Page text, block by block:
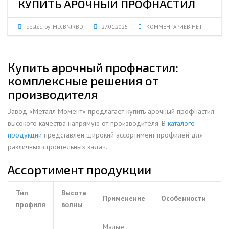
КУПИТЬ АРОЧНЫЙ ПРОФНАСТИЛ
posted by: MDJBNJRBD 27.01.2025 КОММЕНТАРИЕВ НЕТ
Купить арочный профнастил:
комплексные решения от
производителя
Завод «Металл Момент» предлагает купить арочный профнастил
высокого качества напрямую от производителя. В каталоге
продукции представлен широкий ассортимент профилей для
различных строительных задач.
Ассортимент продукции
Тип
профиля
Высота
волны
Применение Особенности
Малые